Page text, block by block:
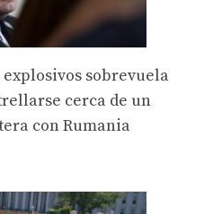
sobrevuela
cerca de un
con Rumania